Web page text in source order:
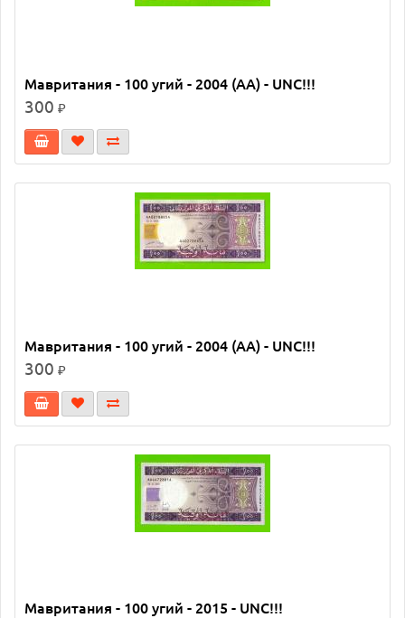
Мавритания - 100 угий - 2004 (AA) - UNC!!!
300 ₽
Мавритания - 100 угий - 2004 (AA) - UNC!!!
300 ₽
Мавритания - 100 угий - 2015 - UNC!!!